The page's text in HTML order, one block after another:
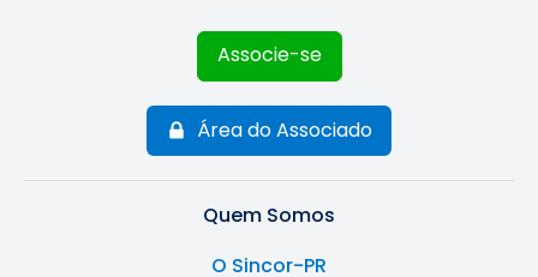
Associe-se
Área do Associado
Quem Somos
O Sincor-PR